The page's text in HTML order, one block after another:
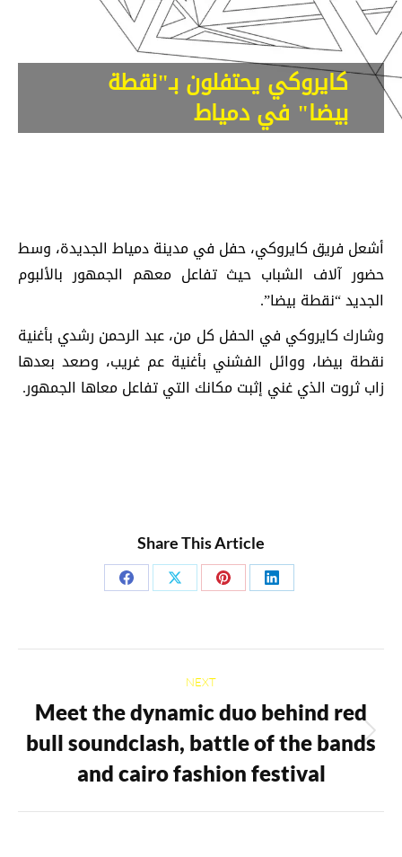
كايروكي يحتفلون بـ"نقطة
بيضا" في دمياط
أشعل فريق كايروكي، حفل في مدينة دمياط الجديدة، وسط
حضور آلاف الشباب حيث تفاعل معهم الجمهور بالألبوم
الجديد “نقطة بيضا”.
وشارك كايروكي في الحفل كل من، عبد الرحمن رشدي بأغنية
نقطة بيضا، ووائل الفشني بأغنية عم غريب، وصعد بعدها
زاب ثروت الذي غني إثبت مكانك التي تفاعل معاها الجمهور.
Share This Article
Share
Share
Share
Share
navigation
NEXT
Next
post:
Meet the dynamic duo behind red
bull soundclash, battle of the bands
and cairo fashion festival